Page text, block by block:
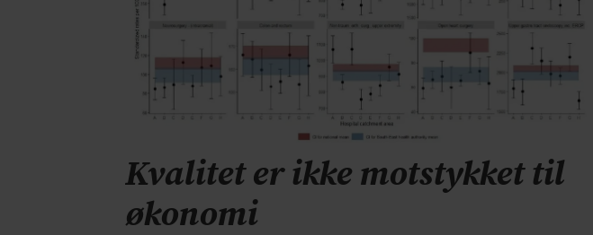
Kvalitet er ikke motstykket til
økonomi